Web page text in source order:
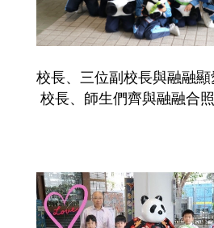
校長、三位副校長
校長、師生們齊與融融合